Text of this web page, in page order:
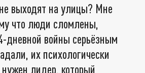
выходят на улицы? Мне
что люди сломлены,
дневной войны серьёзным
их психологически
лидер, который